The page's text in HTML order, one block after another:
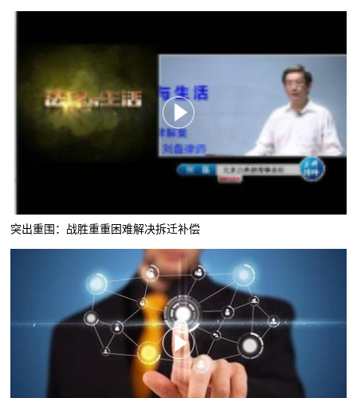
突出重围：战胜重重困难解决拆迁补偿